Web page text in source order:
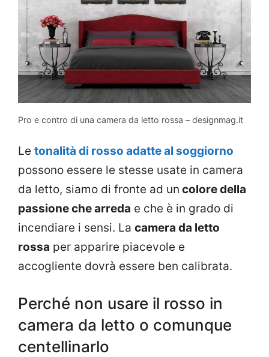
Pro e contro di una camera da letto rossa – designmag.it
Le tonalità di rosso adatte al soggiorno
possono essere le stesse usate in camera
da letto, siamo di fronte ad un colore della
passione che arreda e che è in grado di
incendiare i sensi. La camera da letto
rossa per apparire piacevole e
accogliente dovrà essere ben calibrata.
Perché non usare il rosso in
camera da letto o comunque
centellinarlo